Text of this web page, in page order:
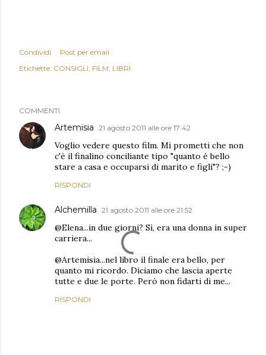
Condividi
Post per email
Etichette: CONSIGLI FILM LIBRI
COMMENTI
Artemisia 21 agosto 2011 alle ore 17:42
Voglio vedere questo film. Mi prometti che non
c'è il finalino conciliante tipo "quanto è bello
stare a casa e occuparsi di marito e figli"? ;-)
RISPONDI
Alchemilla 21 agosto 2011 alle ore 21:52
@Elena...in due giorni? Sì, era una donna in super
carriera...
@Artemisia...nel libro il finale era bello, per
quanto mi ricordo. Diciamo che lascia aperte
tutte e due le porte. Però non fidarti di me...
RISPONDI